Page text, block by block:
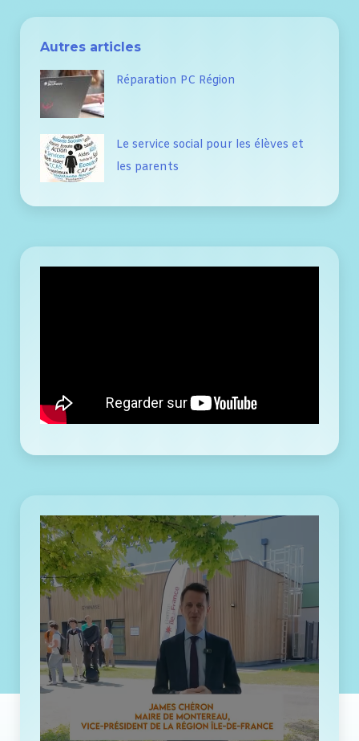
Autres articles
Réparation PC Région
Le service social pour les élèves et
les parents